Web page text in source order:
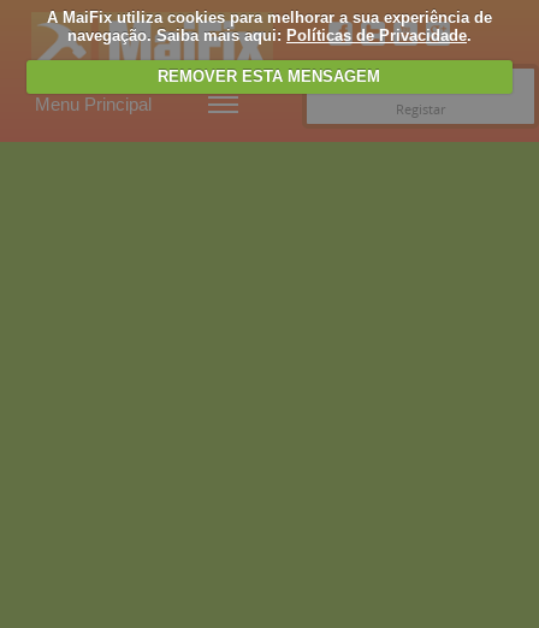
A MaiFix utiliza cookies para melhorar a sua experiência de
navegação. Saiba mais aqui: Políticas de Privacidade.
REMOVER ESTA MENSAGEM
Menu Principal
Registar